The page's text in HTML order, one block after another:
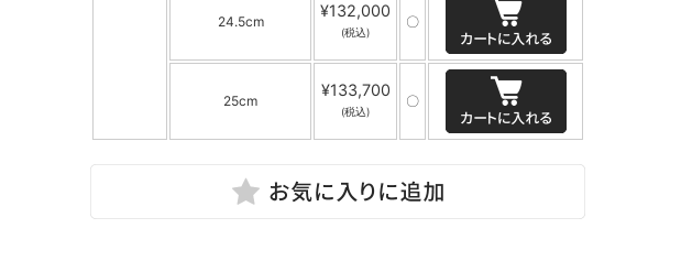
24.5cm
¥132,000
(税込)
〇
25cm
¥133,700
(税込)
〇